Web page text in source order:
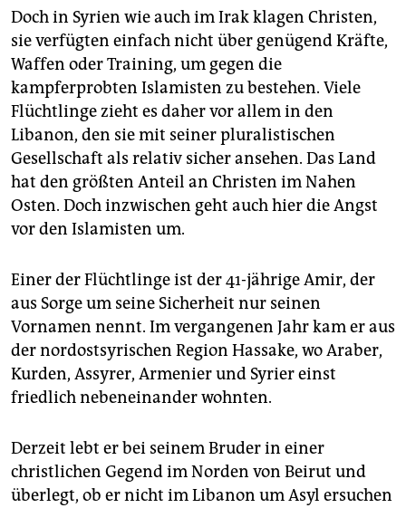
Doch in Syrien wie auch im Irak klagen Christen,
sie verfügten einfach nicht über genügend Kräfte,
Waffen oder Training, um gegen die
kampferprobten Islamisten zu bestehen. Viele
Flüchtlinge zieht es daher vor allem in den
Libanon, den sie mit seiner pluralistischen
Gesellschaft als relativ sicher ansehen. Das Land
hat den größten Anteil an Christen im Nahen
Osten. Doch inzwischen geht auch hier die Angst
vor den Islamisten um.
Einer der Flüchtlinge ist der 41-jährige Amir, der
aus Sorge um seine Sicherheit nur seinen
Vornamen nennt. Im vergangenen Jahr kam er aus
der nordostsyrischen Region Hassake, wo Araber,
Kurden, Assyrer, Armenier und Syrier einst
friedlich nebeneinander wohnten.
Derzeit lebt er bei seinem Bruder in einer
christlichen Gegend im Norden von Beirut und
überlegt, ob er nicht im Libanon um Asyl ersuchen